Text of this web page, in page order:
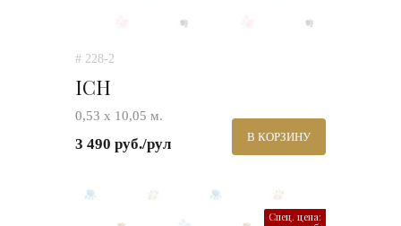
# 228-2
ICH
0,53 х 10,05 м.
3 490 руб./рул В КОРЗИНУ
Спец. цена: